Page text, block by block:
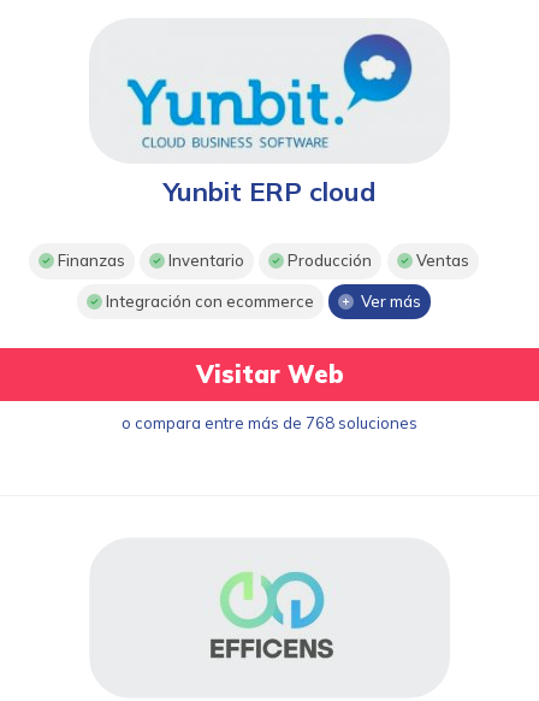
Yunbit ERP cloud
Finanzas Inventario Producción Ventas
Integración con ecommerce Ver más
Visitar Web
o compara entre más de 768 soluciones